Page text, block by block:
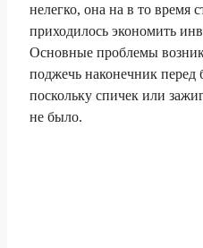
нелегко, она на в то время
приходилось экономить
Основные проблемы
поджечь наконечник перед
поскольку спичек или
не было.